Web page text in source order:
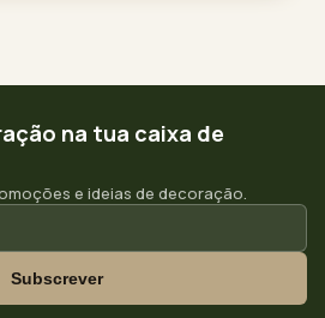
na tua caixa de
e ideias de decoração.
Subscrever